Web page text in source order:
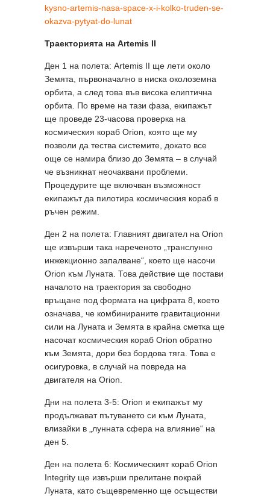
kysno-artemis-nasa-space-x-i-kolko-truden-se-
okazva-pytyat-do-lunat
Траекторията на Artemis II
Ден 1 на полета: Artemis II ще лети около
Земята, първоначално в ниска околоземна
орбита, а след това във висока елиптична
орбита. По време на тази фаза, екипажът
ще проведе 23-часова проверка на
космическия кораб Orion, която ще му
позволи да тества системите, докато все
още се намира близо до Земята – в случай
че възникнат неочаквани проблеми.
Процедурите ще включван възможност
екипажът да пилотира космическия кораб в
ръчен режим.
Ден 2 на полета: Главният двигател на Orion
ще извърши така нареченото „транслунно
инжекционно запалване“, което ще насочи
Orion към Луната. Това действие ще постави
началото на траектория за свободно
връщане под формата на цифрата 8, което
означава, че комбинираните гравитационни
сили на Луната и Земята в крайна сметка ще
насочат космическия кораб Orion обратно
към Земята, дори без бордова тяга. Това е
осигуровка, в случай на повреда на
двигателя на Orion.
Дни на полета 3-5: Orion и екипажът му
продължават пътуването си към Луната,
влизайки в „лунната сфера на влияние“ на
ден 5.
Ден на полета 6: Космическият кораб Orion
Integrity ще извърши прелитане покрай
Луната, като същевременно ще осъществи